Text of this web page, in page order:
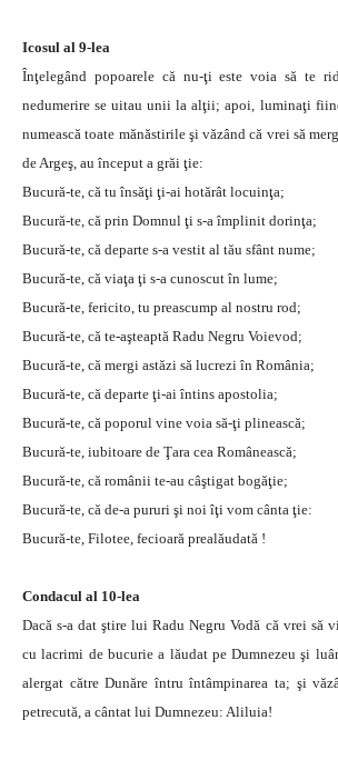
Icosul al 9-lea
Înţelegând popoarele că nu-ţi este voia să te
nedumerire se uitau unii la alţii; apoi, luminaţi
numească toate mănăstirile şi văzând că vrei să
de Argeş, au început a grăi ţie:
Bucură-te, că tu însăţi ţi-ai hotărât locuinţa;
Bucură-te, că prin Domnul ţi s-a împlinit dorinţa;
Bucură-te, că departe s-a vestit al tău sfânt nume;
Bucură-te, că viaţa ţi s-a cunoscut în lume;
Bucură-te, fericito, tu preascump al nostru rod;
Bucură-te, că te-aşteaptă Radu Negru Voievod;
Bucură-te, că mergi astăzi să lucrezi în România;
Bucură-te, că departe ţi-ai întins apostolia;
Bucură-te, că poporul vine voia să-ţi plinească;
Bucură-te, iubitoare de Ţara cea Românească;
Bucură-te, că românii te-au câştigat bogăţie;
Bucură-te, că de-a pururi şi noi îţi vom cânta ţie:
Bucură-te, Filotee, fecioară prealăudată !
Condacul al 10-lea
Dacă s-a dat ştire lui Radu Negru Vodă că vrei să
cu lacrimi de bucurie a lăudat pe Dumnezeu şi
alergat către Dunăre întru întâmpinarea ta; şi
petrecută, a cântat lui Dumnezeu: Aliluia!